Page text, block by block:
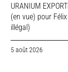
URANIUM
(en vue) pour
illégal)
5 août 2026